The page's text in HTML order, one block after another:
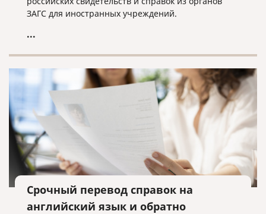
ЗАГС для иностранных учреждений.
...
Срочный перевод справок на
английский язык и обратно